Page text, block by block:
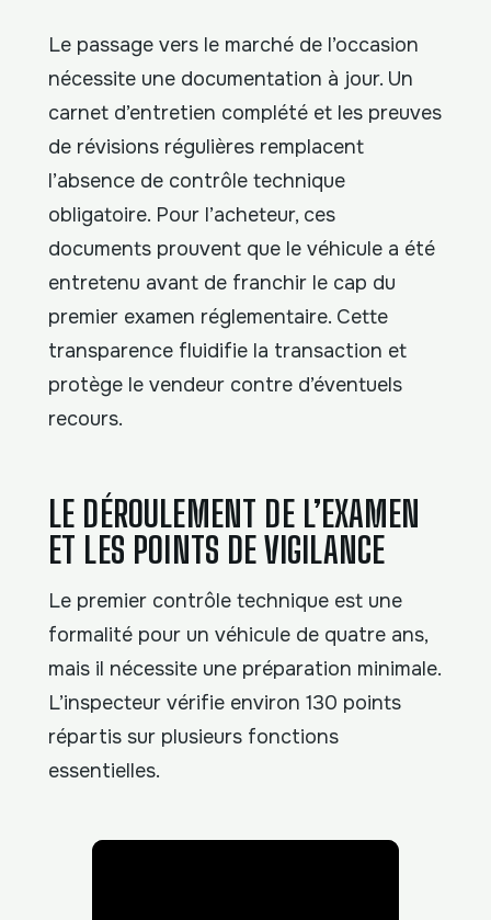
Le passage vers le marché de l’occasion
nécessite une documentation à jour. Un
carnet d’entretien complété et les preuves
de révisions régulières remplacent
l’absence de contrôle technique
obligatoire. Pour l’acheteur, ces
documents prouvent que le véhicule a été
entretenu avant de franchir le cap du
premier examen réglementaire. Cette
transparence fluidifie la transaction et
protège le vendeur contre d’éventuels
recours.
LE DÉROULEMENT DE L’EXAMEN
ET LES POINTS DE VIGILANCE
Le premier contrôle technique est une
formalité pour un véhicule de quatre ans,
mais il nécessite une préparation minimale.
L’inspecteur vérifie environ 130 points
répartis sur plusieurs fonctions
essentielles.